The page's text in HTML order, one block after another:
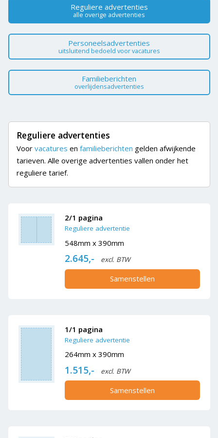
Reguliere advertenties
alle overige advertenties
Personeelsadvertenties
uitsluitend bedoeld voor vacatures
Familieberichten
overlijdensadvertenties
Reguliere advertenties
Voor vacatures en familieberichten gelden afwijkende
tarieven. Alle overige advertenties vallen onder het
reguliere tarief.
2/1 pagina
Reguliere advertentie
548mm x 390mm
2.645,- excl. BTW
Samenstellen
1/1 pagina
Reguliere advertentie
264mm x 390mm
1.515,- excl. BTW
Samenstellen